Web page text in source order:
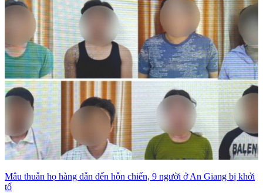
Mâu thuẫn họ hàng dẫn đến hỗn chiến, 9 người ở An Giang bị khởi
tố